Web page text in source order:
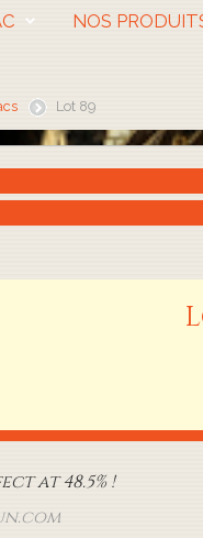
NOS
Lot 89
at 48.5% !